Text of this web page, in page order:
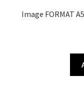
Image FORMAT